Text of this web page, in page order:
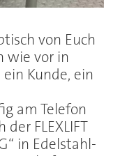
von Euch
wie vor in
Kunde, ein
am Telefon
FLEXLIFT
in Edelstahl-